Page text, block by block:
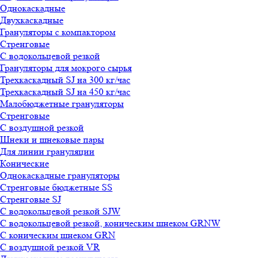
Однокаскадные
Двухкаскадные
Грануляторы с компактором
Стренговые
С водокольцевой резкой
Грануляторы для мокрого сырья
Трехкаскадный SJ на 300 кг/час
Трехкаскадный SJ на 450 кг/час
Малобюджетные грануляторы
Стренговые
С воздушной резкой
Шнеки и шнековые пары
Для линии грануляции
Конические
Однокаскадные грануляторы
Стренговые бюджетные SS
Стренговые SJ
С водокольцевой резкой SJW
С водокольцевой резкой, коническим шнеком GRNW
С коническим шнеком GRN
С воздушной резкой VR